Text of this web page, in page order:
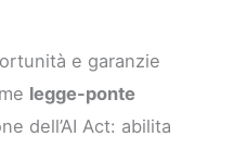
e garanzie
legge-ponte
dell’AI Act: abilita